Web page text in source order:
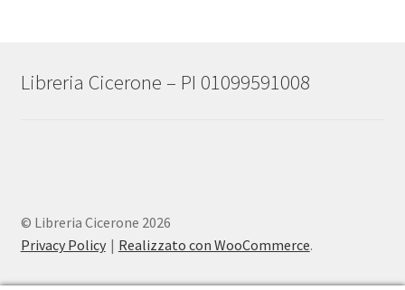
Libreria Cicerone – PI 01099591008
© Libreria Cicerone 2026
Privacy Policy
Realizzato con WooCommerce.